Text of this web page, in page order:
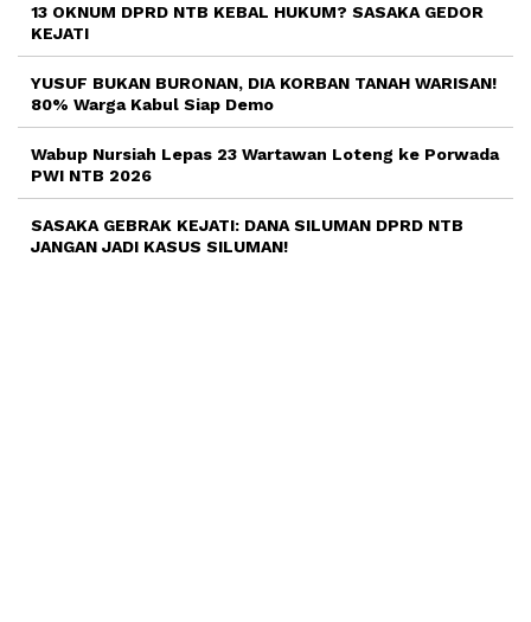
13 OKNUM DPRD NTB KEBAL HUKUM? SASAKA GEDOR
KEJATI
YUSUF BUKAN BURONAN, DIA KORBAN TANAH WARISAN!
80% Warga Kabul Siap Demo
Wabup Nursiah Lepas 23 Wartawan Loteng ke Porwada
PWI NTB 2026
SASAKA GEBRAK KEJATI: DANA SILUMAN DPRD NTB
JANGAN JADI KASUS SILUMAN!